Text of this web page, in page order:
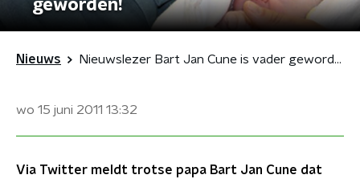
geworden!
Nieuws Nieuwslezer Bart Jan Cune is vader geworden!
wo 15 juni 2011 13:32
Via Twitter meldt trotse papa Bart Jan Cune dat